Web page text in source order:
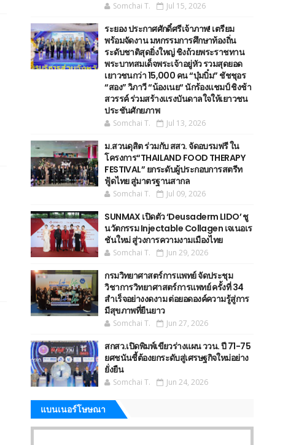
Somchai T. Jul 15, 2026
ระยอง ประกาศศักดิ์ศรีเจ้าภาพ! เตรียม
พร้อมจัดงาน มหกรรมการศึกษาท้องถิ่น
ระดับชาติสุดยิ่งใหญ่ ชิงถ้วยพระราชทาน
พระบาทสมเด็จพระเจ้าอยู่หัว รวมสุดยอด
เยาวชนกว่า 15,000 คน “บุ๋มบิ๋ม” ชัชชุอร
“สอง” วิภาวี “น้องเนย“ นักร้องแชมป์ ชิงช้า
สวรรค์ ร่วมสร้างแรงบันดาลใจให้เยาวชน
ประชันศักยภาพ
Somchai T. Jul 13, 2026
ม.สวนดุสิต ร่วมกับ สสว. จัดอบรมฟรี ใน
โครงการ“THAILAND FOOD THERAPY
FESTIVAL” ยกระดับผู้ประกอบการสตรีท
ฟู้ดไทย สู่มาตรฐานสากล
Somchai T. Jul 09, 2026
SUNMAX เปิดตัว ‘Deusaderm LIDO’ ชู
นวัตกรรม Injectable Collagen เจเนอเร
ชันใหม่ สู่วงการความงามเมืองไทย
Somchai T. Jun 29, 2026
กรมวิทยาศาสตร์การแพทย์ จัดประชุม
วิชาการวิทยาศาสตร์การแพทย์ ครั้งที่ 34
สำเร็จอย่างงดงาม ต่อยอดองค์ความรู้สู่การ
มีสุขภาพที่ยืนยาว
Somchai T. Jun 27, 2026
สกสว.เปิดพิมพ์เขียวร่างแผน ววน. ปี 71-75
ยศชนันชี้ต้องยกระดับสู่เศรษฐกิจใหม่อย่าง
ยั่งยืน
Somchai T. Jun 24, 2026
แบนเนอร์โษษณา